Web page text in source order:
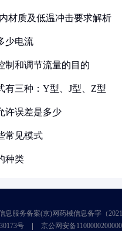
材质及低温冲击要求解析
少电流
制和调节流量的目的
有三种：Y型、J型、Z型
许误差是多少
常见模式
种类
息服务备案(京)网药械信息备字（
号
京公网安备